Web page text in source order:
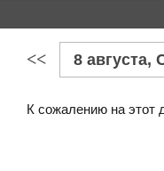
<< 8 августа,
К сожалению на этот